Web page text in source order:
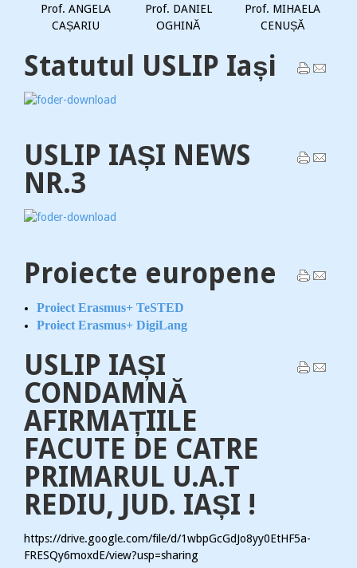
Prof. ANGELA
CAȘARIU
Prof. DANIEL
OGHINĂ
Prof. MIHAELA
CENUȘĂ
Statutul USLIP Iași
USLIP IAȘI NEWS
NR.3
Proiecte europene
Proiect Erasmus+ TeSTED
Proiect Erasmus+ DigiLang
USLIP IAȘI
CONDAMNĂ
AFIRMAȚIILE
FACUTE DE CATRE
PRIMARUL U.A.T
REDIU, JUD. IAȘI !
https://drive.google.com/file/d/1wbpGcGdJo8yy0EtHF5a-
FRESQy6moxdE/view?usp=sharing